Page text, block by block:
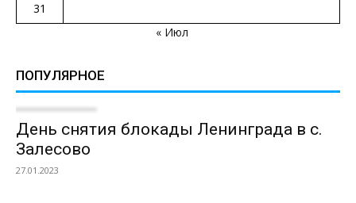
31
« Июл
ПОПУЛЯРНОЕ
День снятия блокады Ленинграда в с.
Залесово
27.01.2023